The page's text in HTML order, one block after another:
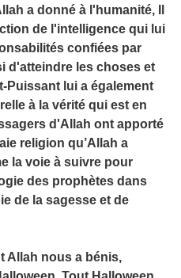
a donné à l'humanité, Il
de l'intelligence qui lui
confiées par
d'atteindre les choses et
Puissant lui a également
à la vérité qui est en
d'Allah ont apporté
religion qu’Allah a
la voie à suivre pour
des prophètes dans
de la sagesse et de
Allah nous a bénis,